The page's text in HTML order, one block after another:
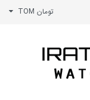
تومان TOM